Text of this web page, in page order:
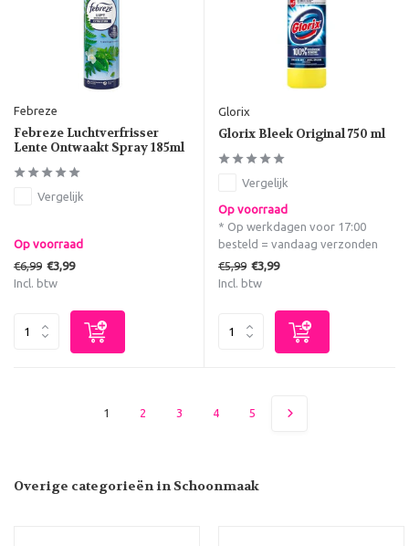
Febreze
Febreze Luchtverfrisser
Lente Ontwaakt Spray 185ml
Vergelijk
Op voorraad
€6,99 €3,99
Incl. btw
Glorix
Glorix Bleek Original 750 ml
Vergelijk
Op voorraad
* Op werkdagen voor 17:00
besteld = vandaag verzonden
€5,99 €3,99
Incl. btw
1 2 3 4 5
Overige categorieën in Schoonmaak